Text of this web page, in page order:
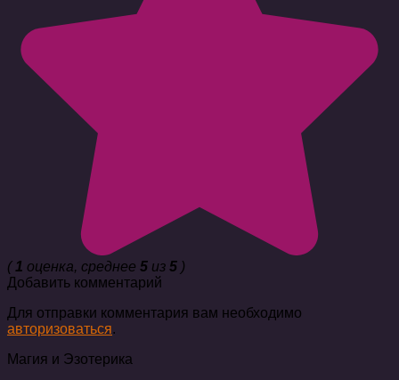
( 1 оценка, среднее 5 из 5 )
Добавить комментарий
Для отправки комментария вам необходимо
авторизоваться.
Магия и Эзотерика